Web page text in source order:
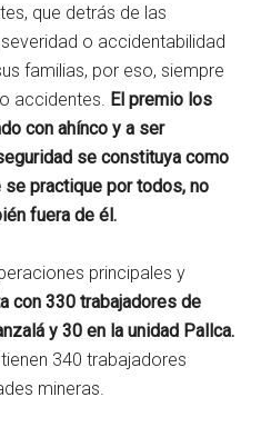
que detrás de las
o accidentabilidad
familias, por eso, siempre
accidentes. El premio los
con ahínco y a ser
se constituya como
se practique por todos, no
fuera de él.
principales y
con 330 trabajadores de
y 30 en la unidad Pallca.
340 trabajadores
mineras.